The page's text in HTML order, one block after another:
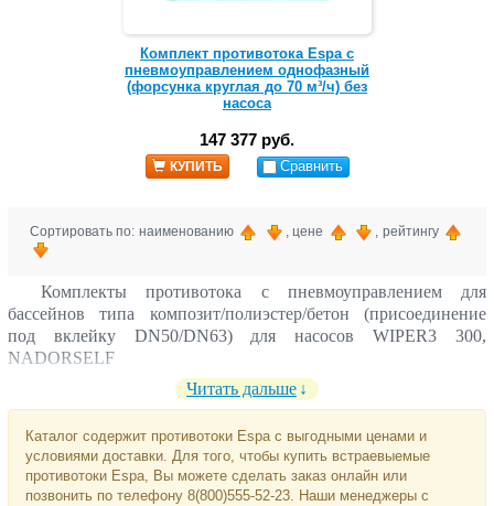
Комплект противотока Espa с
пневмоуправлением однофазный
(форсунка круглая до 70 м³/ч) без
насоса
147 377 руб.
КУПИТЬ Сравнить
Сортировать по: наименованию , цене , рейтингу
Комплекты противотока с пневмоуправлением для
бассейнов типа композит/полиэстер/бетон (присоединение
под вклейку DN50/DN63) для насосов WIPER3 300,
NADORSELF
Читать дальше
Каталог содержит противотоки Espa с выгодными ценами и
условиями доставки. Для того, чтобы купить встраевыемые
противотоки Espa, Вы можете сделать заказ онлайн или
позвонить по телефону 8(800)555-52-23. Наши менеджеры с